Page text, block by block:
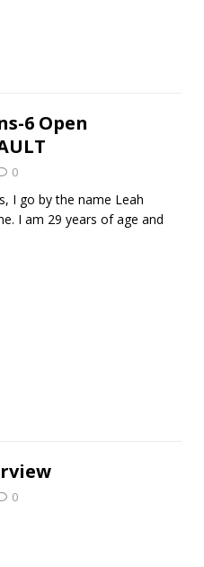
6 Open
0
I go by the name Leah
I am 29 years of age and
0